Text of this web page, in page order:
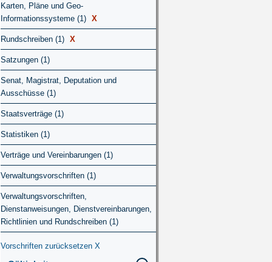
Karten, Pläne und Geo-
Informationssysteme (1) X
Rundschreiben (1) X
Satzungen (1)
Senat, Magistrat, Deputation und
Ausschüsse (1)
Staatsverträge (1)
Statistiken (1)
Verträge und Vereinbarungen (1)
Verwaltungsvorschriften (1)
Verwaltungsvorschriften,
Dienstanweisungen, Dienstvereinbarungen,
Richtlinien und Rundschreiben (1)
Vorschriften zurücksetzen X